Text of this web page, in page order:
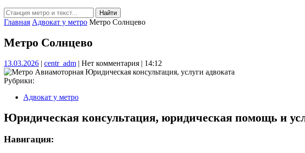
Кнопка
Закрыть
Найти:
Главная Адвокат у метро Метро Солнцево
Метро Солнцево
13.03.202613.03.2026
| centr_admcentr_adm
| Нет комментария | 14:12
Рубрики:
Адвокат у метро
Юридическая консультация, юридическая помощь и
Навигация: